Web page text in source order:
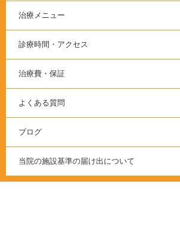
治療メニュー
診療時間・アクセス
治療費・保証
よくある質問
ブログ
当院の施設基準の届け出について